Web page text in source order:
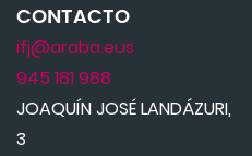
CONTACTO
ifj@araba.eus
945 181 988
JOAQUÍN JOSÉ LANDÁZURI,
3